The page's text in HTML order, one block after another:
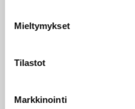
Mieltymykset
Tilastot
Markkinointi
ansiosta nuorten